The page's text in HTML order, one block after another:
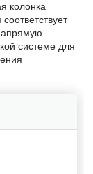
колонка
системе для